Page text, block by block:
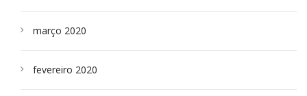
março 2020
fevereiro 2020